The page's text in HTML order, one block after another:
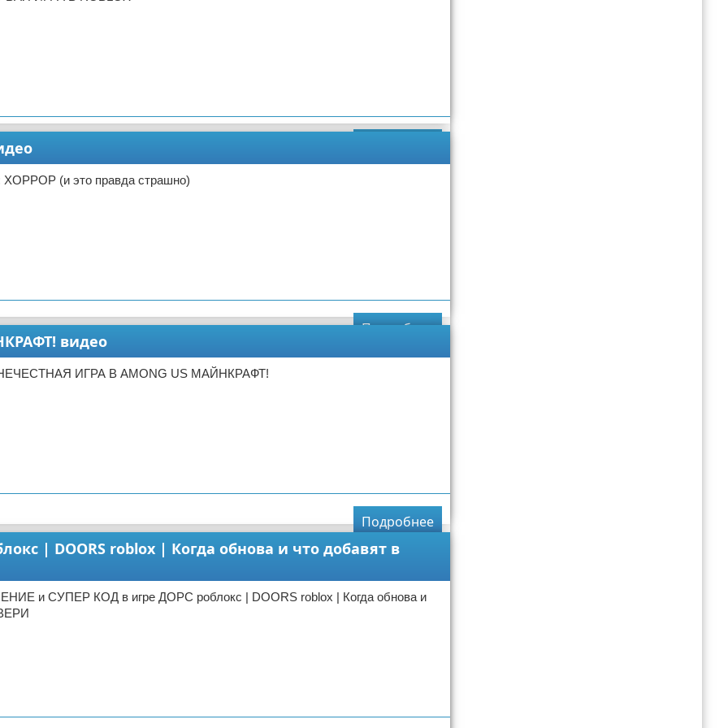
(и это правда страшно)
Подробнее
видео
ИГРА В AMONG US МАЙНКРАФТ!
Подробнее
| DOORS roblox | Когда обнова и что добавят в
и СУПЕР КОД в игре ДОРС роблокс | DOORS roblox | Когда обнова и